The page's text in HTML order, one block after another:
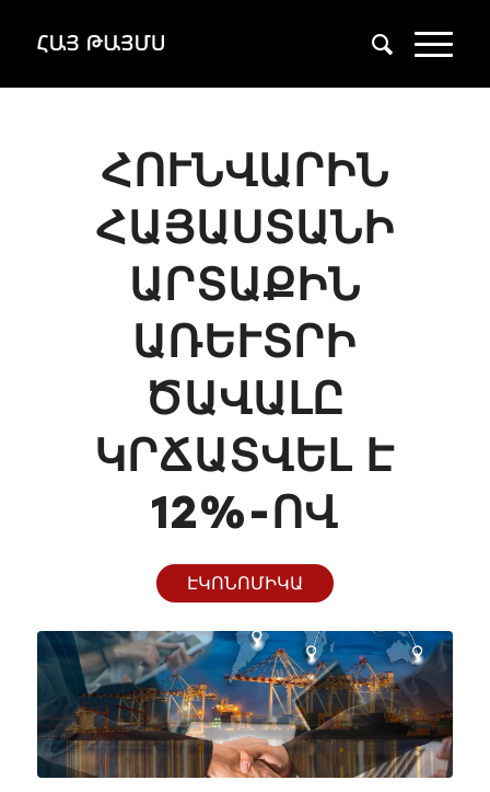
ՀՈՒՆՎԱՐԻՆ
ՀԱՅԱՍՏԱՆԻ
ԱՐՏԱՔԻՆ
ԱՌԵՒՏՐԻ Ծ
ԱՎԱԼԸ Կ
ՐՃԱՏՎԵԼ Է 1
2%-ՈՎ
ԷԿՈՆՈՄԻԿԱ